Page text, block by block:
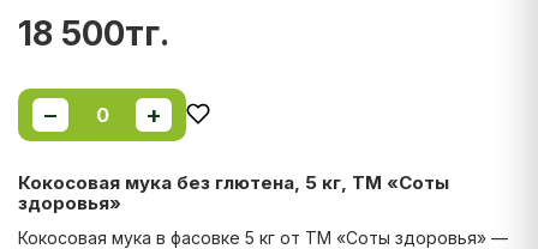
18 500тг.
− 0 +
Кокосовая мука без глютена, 5 кг, ТМ «Соты
здоровья»
Кокосовая мука в фасовке 5 кг от ТМ «Соты здоровья» —